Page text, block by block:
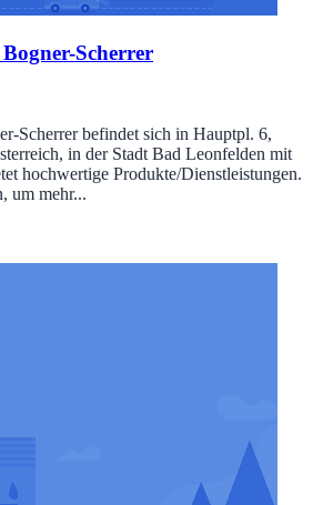
Scherrer
Scherrer befindet sich in Hauptpl. 6,
in der Stadt Bad Leonfelden mit
hochwertige Produkte/Dienstleistungen.
um mehr...